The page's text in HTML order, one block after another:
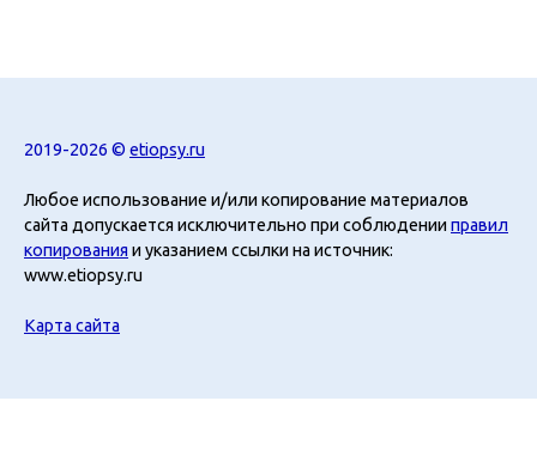
2019-2026 © etiopsy.ru
Любое использование и/или копирование материалов
сайта допускается исключительно при соблюденииправил
копирования и указанием ссылки на источник:
www.etiopsy.ru
Карта сайта